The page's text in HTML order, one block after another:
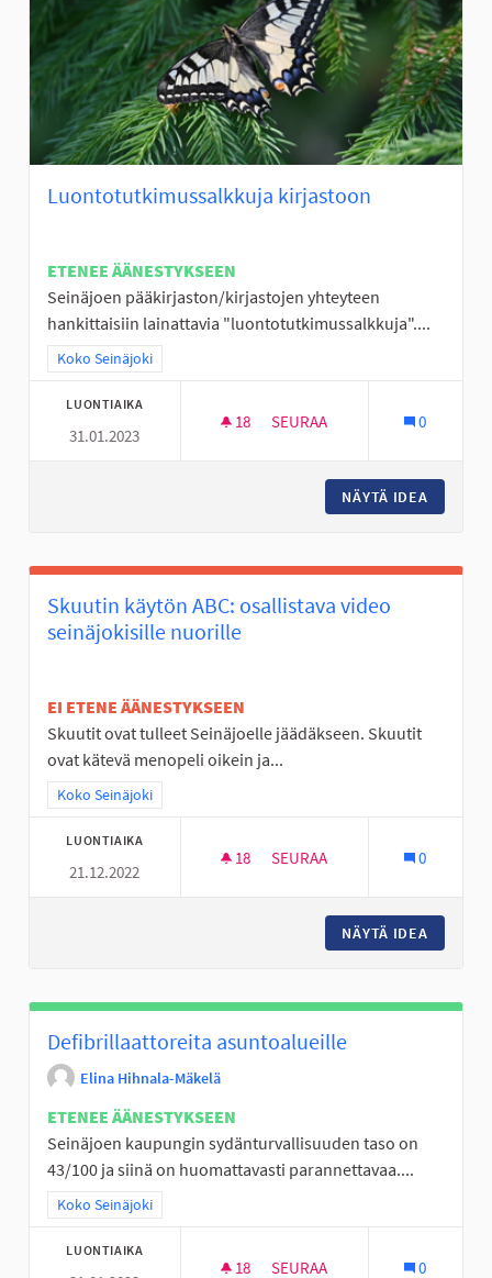
Luontotutkimussalkkuja kirjastoon
ETENEE ÄÄNESTYKSEEN
Seinäjoen pääkirjaston/kirjastojen yhteyteen
hankittaisiin lainattavia "luontotutkimussalkkuja"....
Rajaa tulokset teeman mukaan: Koko Seinäjoki
Koko Seinäjoki
LUONTIAIKA
31.01.2023
18 18 SEURAAJAA
SEURAA 0
NÄYTÄ IDEA
Skuutin käytön ABC: osallistava video
seinäjokisille nuorille
EI ETENE ÄÄNESTYKSEEN
Skuutit ovat tulleet Seinäjoelle jäädäkseen. Skuutit
ovat kätevä menopeli oikein ja...
Rajaa tulokset teeman mukaan: Koko Seinäjoki
Koko Seinäjoki
LUONTIAIKA
21.12.2022
18 18 SEURAAJAA
SEURAA 0
NÄYTÄ IDEA
Defibrillaattoreita asuntoalueille
Elina Hihnala-Mäkelä
ETENEE ÄÄNESTYKSEEN
Seinäjoen kaupungin sydänturvallisuuden taso on
43/100 ja siinä on huomattavasti parannettavaa....
Rajaa tulokset teeman mukaan: Koko Seinäjoki
Koko Seinäjoki
LUONTIAIKA
18 18 SEURAAJAA
SEURAA 0